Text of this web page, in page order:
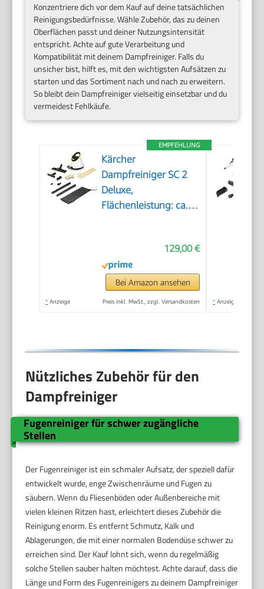
Konzentriere dich vor dem Kauf auf deine tatsächlichen
Reinigungsbedürfnisse. Wähle Zubehör, das zu deinen
Oberflächen passt und deiner Nutzungsintensität
entspricht. Achte auf gute Verarbeitung und
Kompatibilität mit deinem Dampfreiniger. Falls du
unsicher bist, hilft es, mit den wichtigsten Aufsätzen zu
starten und das Sortiment nach und nach zu erweitern.
So bleibt dein Dampfreiniger vielseitig einsetzbar und du
vermeidest Fehlkäufe.
EMPFEHLUNG
Kärcher
Dampfreiniger SC 2
Deluxe,
Flächenleistung: ca.
bar, Aufheizzeit: 6,5
min., Heizleistung:
1.500 W, mit
Bodenreinigungsset
129,00 €
Bei Amazon ansehen
* Anzeige Preis inkl. MwSt., zzgl. Versandkosten * Anzeige
Nützliches Zubehör für den
Dampfreiniger
Fugenreiniger für schwer zugängliche
Stellen
Der Fugenreiniger ist ein schmaler Aufsatz, der speziell dafür
entwickelt wurde, enge Zwischenräume und Fugen zu
säubern. Wenn du Fliesenböden oder Außenbereiche mit
vielen kleinen Ritzen hast, erleichtert dieses Zubehör die
Reinigung enorm. Es entfernt Schmutz, Kalk und
Ablagerungen, die mit einer normalen Bodendüse schwer zu
erreichen sind. Der Kauf lohnt sich, wenn du regelmäßig
solche Stellen sauber halten möchtest. Achte darauf, dass die
Länge und Form des Fugenreinigers zu deinem Dampfreiniger